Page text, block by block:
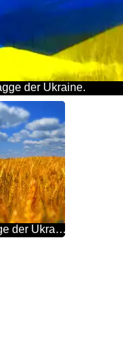
der Ukraine.
Helle Farben. Flagge der Ukraine.